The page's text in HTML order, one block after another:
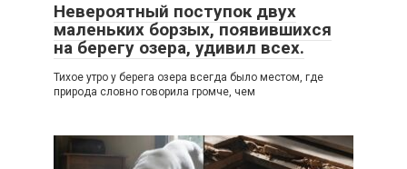
Невероятный поступок двух
маленьких борзых, появившихся
на берегу озера, удивил всех.
Тихое утро у берега озера всегда было местом, где
природа словно говорила громче, чем